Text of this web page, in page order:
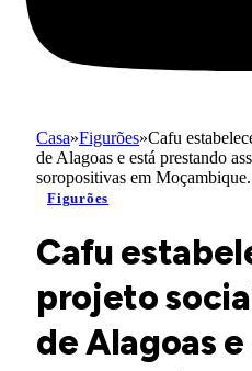
Casa»Figurões»Cafu
de Alagoas e está prestando
soropositivas em Moçambique.
Figurões
Cafu
projeto
de Alagoas